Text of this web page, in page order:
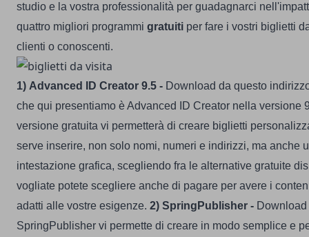
studio e la vostra professionalità per guadagnarci
quattro migliori programmi gratuiti per fare i vostri biglietti
clienti o conoscenti.
1) Advanced ID Creator 9.5 - Download da questo
che qui presentiamo è Advanced ID Creator nella versione
versione gratuita vi permetterà di creare biglietti
serve inserire, non solo nomi, numeri e indirizzi, ma anche
intestazione grafica, scegliendo fra le alternative gratuite
vogliate potete scegliere anche di pagare per avere i
adatti alle vostre esigenze. 2) SpringPublisher -
SpringPublisher vi permette di creare in modo semplice e